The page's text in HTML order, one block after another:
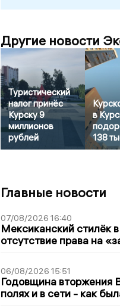
Другие новости
Туристический
налог принёс
Курску 9
миллионов
рублей
в
138
Главные новости
07/08/2026 16:40
Мексиканский стилёк
отсутствие права на
06/08/2026 15:51
Годовщина вторжения
полях и в сети - как